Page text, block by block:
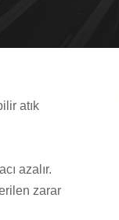
atık
azalır.
zarar